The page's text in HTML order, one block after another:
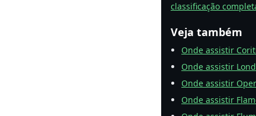
classificação
Veja também
Onde assistir
Onde assistir
Onde assistir
Onde assistir